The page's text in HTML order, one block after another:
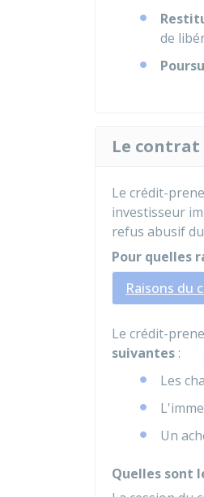
de
Le
Le crédit-
investisseur
refus abusif
Pour quelles
Raisons du
Le crédit-
suivantes :
Les
Un
Quelles sont